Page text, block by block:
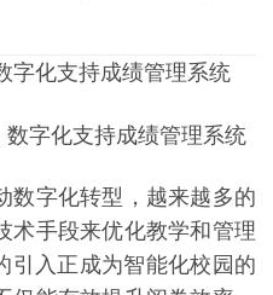
字化支持成绩管理系统
字化支持成绩管理系统
字化转型，越来越多的
术手段来优化教学和管理
引入正成为智能化校园的